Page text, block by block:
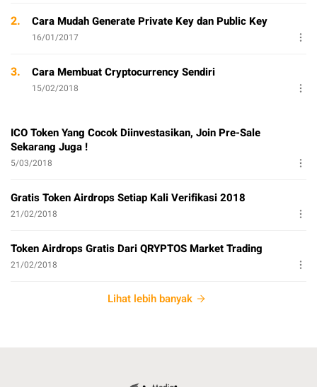
2. Cara Mudah Generate Private Key dan Public Key
16/01/2017
3. Cara Membuat Cryptocurrency Sendiri
15/02/2018
ICO Token Yang Cocok Diinvestasikan, Join Pre-Sale
Sekarang Juga !
5/03/2018
Gratis Token Airdrops Setiap Kali Verifikasi 2018
21/02/2018
Token Airdrops Gratis Dari QRYPTOS Market Trading
21/02/2018
Lihat lebih banyak